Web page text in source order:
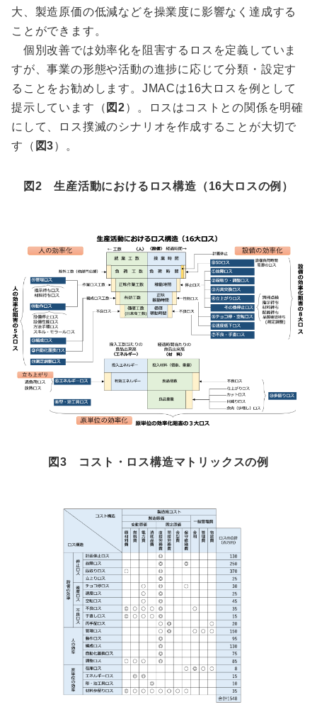
大、製造原価の低減などを操業度に影響なく達成する
ことができます。
個別改善では効率化を阻害するロスを定義していま
すが、事業の形態や活動の進捗に応じて分類・設定す
ることをお勧めします。JMACは16大ロスを例として
提示しています（ 図2）。ロスはコストとの関係を明確
にして、ロス撲滅のシナリオを作成することが大切で
す（ 図3）。
図2 生産活動におけるロス構造（16大ロスの例）
図3 コスト・ロス構造マトリックスの例